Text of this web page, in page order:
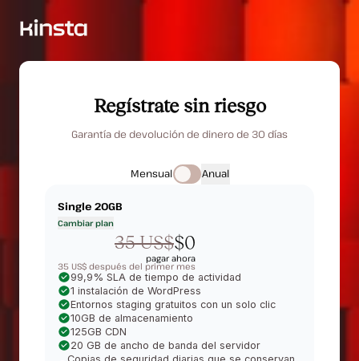
Regístrate sin riesgo
Garantía de devolución de dinero de 30 días
Mensual Anual
Single 20GB
Cambiar plan
35 US$$0
pagar ahora
35 US$ después del primer mes
99,9% SLA de tiempo de actividad
1 instalación de WordPress
Entornos staging gratuitos con un solo clic
10GB de almacenamiento
125GB CDN
20 GB de ancho de banda del servidor